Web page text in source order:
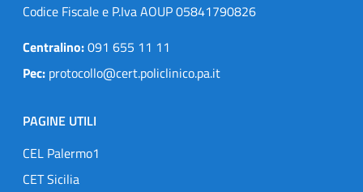
Codice Fiscale e P.Iva AOUP 05841790826
Centralino:091 655 11 11
Pec: protocollo@cert.policlinico.pa.it
PAGINE UTILI
CEL Palermo1
CET Sicilia